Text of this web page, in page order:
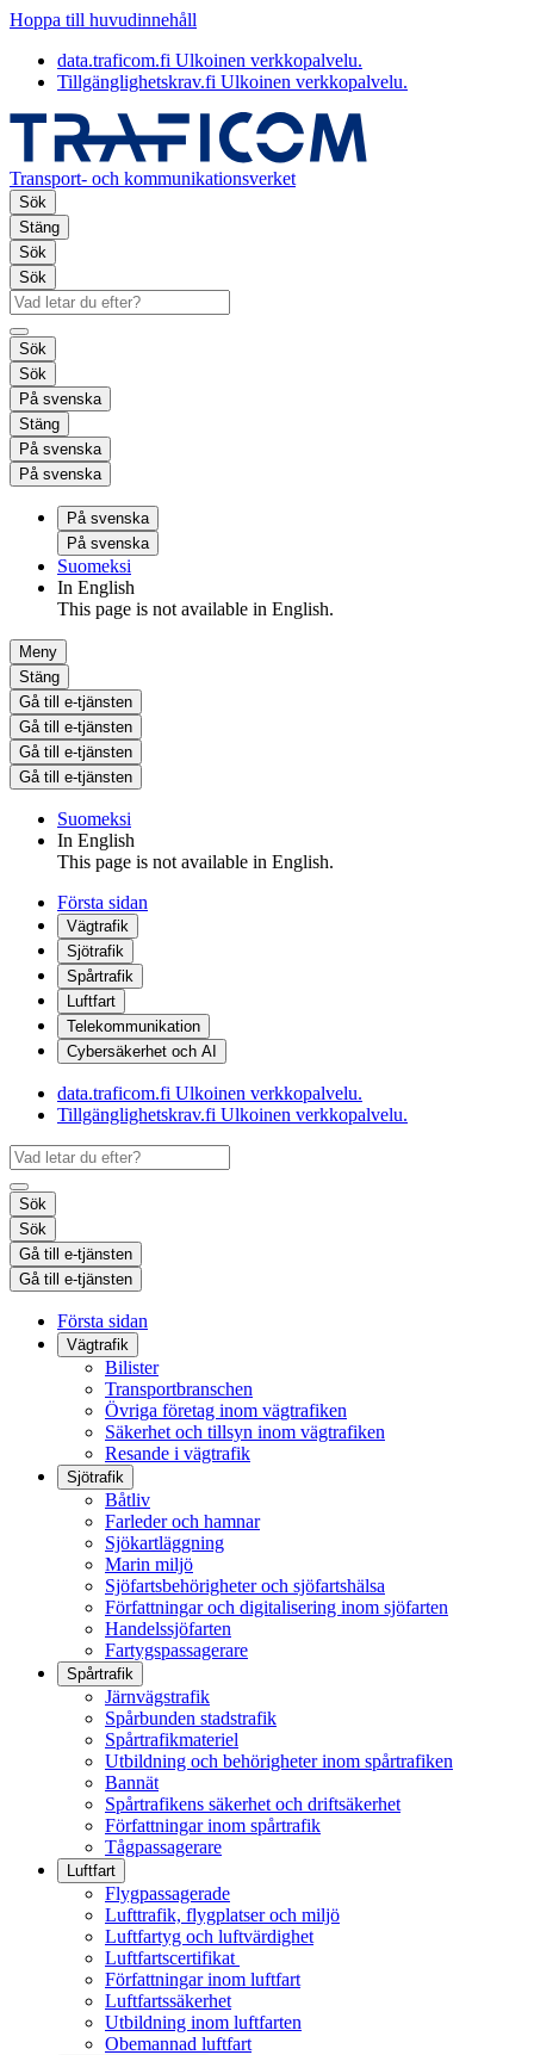
Hoppa till huvudinnehåll
data.traficom.fi Ulkoinen verkkopalvelu.
Tillgänglighetskrav.fi Ulkoinen verkkopalvelu.
Transport- och kommunikationsverket
Sök
Stäng
Sök
Sök
Sök
Sök
På svenska
Stäng
På svenska
På svenska
På svenska
På svenska
Suomeksi
In English
This page is not available in English.
Meny
Stäng
Gå till e-tjänsten
Gå till e-tjänsten
Gå till e-tjänsten
Gå till e-tjänsten
Suomeksi
In English
This page is not available in English.
Första sidan
Vägtrafik
Sjötrafik
Spårtrafik
Luftfart
Telekommunikation
Cybersäkerhet och AI
data.traficom.fi Ulkoinen verkkopalvelu.
Tillgänglighetskrav.fi Ulkoinen verkkopalvelu.
Sök
Sök
Gå till e-tjänsten
Gå till e-tjänsten
Första sidan
Vägtrafik
Bilister
Transportbranschen
Övriga företag inom vägtrafiken
Säkerhet och tillsyn inom vägtrafiken
Resande i vägtrafik
Sjötrafik
Båtliv
Farleder och hamnar
Sjökartläggning
Marin miljö
Sjöfartsbehörigheter och sjöfartshälsa
Författningar och digitalisering inom sjöfarten
Handelssjöfarten
Fartygspassagerare
Spårtrafik
Järnvägstrafik
Spårbunden stadstrafik
Spårtrafikmateriel
Utbildning och behörigheter inom spårtrafiken
Bannät
Spårtrafikens säkerhet och driftsäkerhet
Författningar inom spårtrafik
Tågpassagerare
Luftfart
Flygpassagerade
Lufttrafik, flygplatser och miljö
Luftfartyg och luftvärdighet
Luftfartscertifikat
Författningar inom luftfart
Luftfartssäkerhet
Utbildning inom luftfarten
Obemannad luftfart